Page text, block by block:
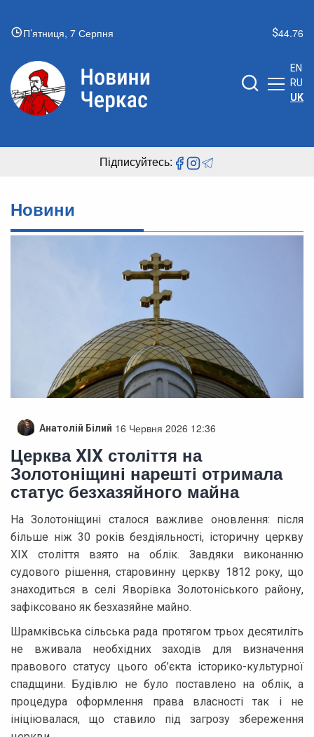
П’ятниця, 7 Серпня 44.76
EN
RU
UK
Підписуйтесь:
Новини
Анатолій Білий 16 Червня 2026 12:36
Церква XIX століття на
Золотоніщині нарешті отримала
статус безхазяйного майна
На Золотоніщині сталося важливе оновлення: після
більше ніж 30 років бездіяльності, історичну церкву
XIX століття взято на облік. Завдяки виконанню
судового рішення, старовинну церкву 1812 року, що
знаходиться в селі Яворівка Золотоніського району,
зафіксовано як безхазяйне майно.
Шрамківська сільська рада протягом трьох десятиліть
не вживала необхідних заходів для визначення
правового статусу цього об’єкта історико-культурної
спадщини. Будівлю не було поставлено на облік, а
процедура оформлення права власності так і не
ініціювалася, що ставило під загрозу збереження